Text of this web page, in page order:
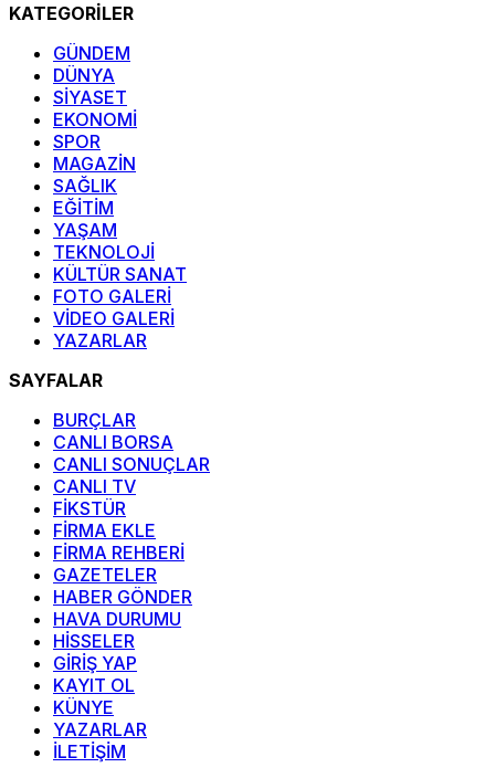
KATEGORİLER
GÜNDEM
DÜNYA
SİYASET
EKONOMİ
SPOR
MAGAZİN
SAĞLIK
EĞİTİM
YAŞAM
TEKNOLOJİ
KÜLTÜR SANAT
FOTO GALERİ
VİDEO GALERİ
YAZARLAR
SAYFALAR
BURÇLAR
CANLI BORSA
CANLI SONUÇLAR
CANLI TV
FİKSTÜR
FİRMA EKLE
FİRMA REHBERİ
GAZETELER
HABER GÖNDER
HAVA DURUMU
HİSSELER
GİRİŞ YAP
KAYIT OL
KÜNYE
YAZARLAR
İLETİŞİM